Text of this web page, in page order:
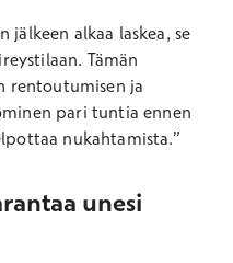
jälkeen alkaa laskea, se
Tämän
rentoutumisen ja
pari tuntia ennen
nukahtamista.”
unesi